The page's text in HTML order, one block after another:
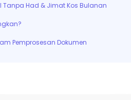
Tanpa Had & Jimat Kos Bulanan
Pemprosesan Dokumen